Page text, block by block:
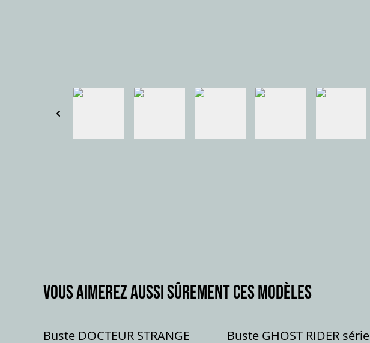
Vous aimerez aussi sûrement ces modèles
Buste DOCTEUR STRANGE
Buste GHOST RIDER série